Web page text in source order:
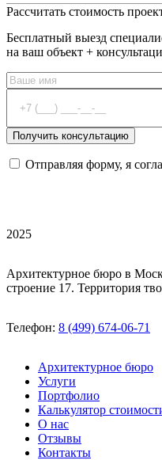
Рассчитать стоимость
Бесплатный выезд
на ваш объект +
Отправляя форму, я
2025
Архитектурное бюро в
строение 17. Территория
Телефон: 8 (499) 674-06-71
Архитектурное бюро
Услуги
Портфолио
Калькулятор
О нас
Отзывы
Контакты